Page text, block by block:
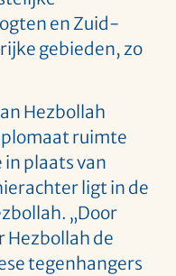
en Zuid-
gebieden, zo
Hezbollah
ruimte
plaats van
ligt in de
„Door
Hezbollah de
tegenhangers